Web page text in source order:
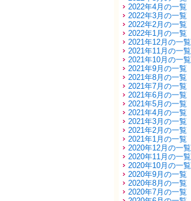
2022年4月の一覧
2022年3月の一覧
2022年2月の一覧
2022年1月の一覧
2021年12月の一覧
2021年11月の一覧
2021年10月の一覧
2021年9月の一覧
2021年8月の一覧
2021年7月の一覧
2021年6月の一覧
2021年5月の一覧
2021年4月の一覧
2021年3月の一覧
2021年2月の一覧
2021年1月の一覧
2020年12月の一覧
2020年11月の一覧
2020年10月の一覧
2020年9月の一覧
2020年8月の一覧
2020年7月の一覧